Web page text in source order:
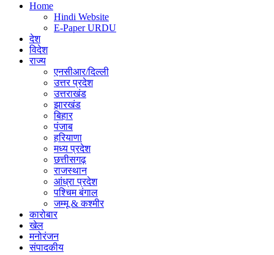
Home
Hindi Website
E-Paper URDU
देश
विदेश
राज्य
एनसीआर/दिल्ली
उत्तर प्रदेश
उत्तराखंड
झारखंड
बिहार
पंजाब
हरियाणा
मध्य प्रदेश
छत्तीसगढ़
राजस्थान
आंध्रा प्रदेश
पश्चिम बंगाल
जम्मू & कश्मीर
कारोबार
खेल
मनोरंजन
संपादकीय